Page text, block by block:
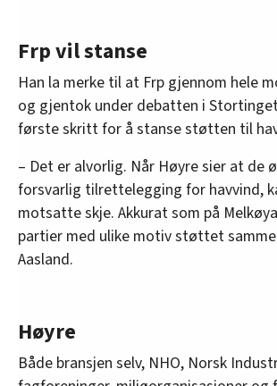
Frp vil stanse
Han la merke til at Frp gjennom hele
og gjentok under debatten i
første skritt for å stanse støtten til
– Det er alvorlig. Når Høyre sier at de
forsvarlig tilrettelegging for havvind,
motsatte skje. Akkurat som på
partier med ulike motiv støttet
Aasland.
Høyre
Både bransjen selv, NHO, Norsk